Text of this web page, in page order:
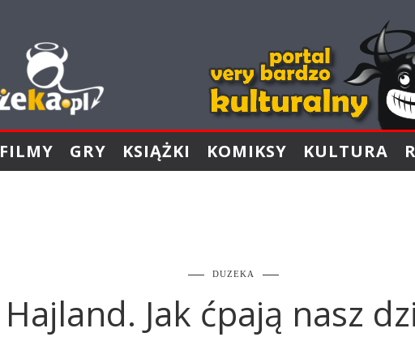
FILMY GRY KSIĄŻKI KOMIKSY KULTURA
DUZEKA
Hajland. Jak ćpają nasz